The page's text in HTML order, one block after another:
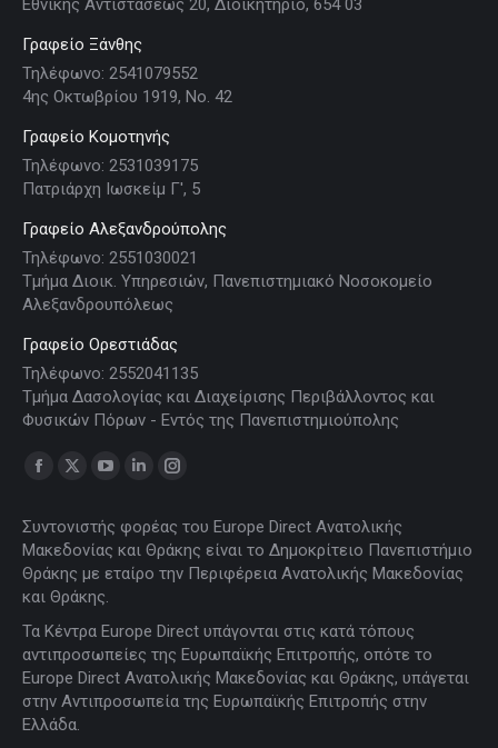
Εθνικής Αντιστάσεως 20, Διοικητήριο, 654 03
Γραφείο Ξάνθης
Τηλέφωνο: 2541079552
4ης Οκτωβρίου 1919, Νο. 42
Γραφείο Κομοτηνής
Τηλέφωνο: 2531039175
Πατριάρχη Ιωσκείμ Γ', 5
Γραφείο Αλεξανδρούπολης
Τηλέφωνο: 2551030021
Τμήμα Διοικ. Υπηρεσιών, Πανεπιστημιακό Νοσοκομείο
Αλεξανδρουπόλεως
Γραφείο Ορεστιάδας
Τηλέφωνο: 2552041135
Τμήμα Δασολογίας και Διαχείρισης Περιβάλλοντος και
Φυσικών Πόρων - Εντός της Πανεπιστημιούπολης
Find us on:
Facebook
opens
in
new
window
X
opens
new
window
YouTube
opens
in
new
window
Linkedin
opens
window
Instagram
opens
window
Συντονιστής φορέας του Europe Direct Ανατολικής
Μακεδονίας και Θράκης είναι το Δημοκρίτειο Πανεπιστήμιο
Θράκης με εταίρο την Περιφέρεια Ανατολικής Μακεδονίας
και Θράκης.
Τα Κέντρα Europe Direct υπάγονται στις κατά τόπους
αντιπροσωπείες της Ευρωπαϊκής Επιτροπής, οπότε το
Europe Direct Ανατολικής Μακεδονίας και Θράκης, υπάγεται
στην Αντιπροσωπεία της Ευρωπαϊκής Επιτροπής στην
Ελλάδα.